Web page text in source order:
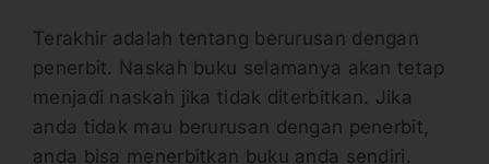
Terakhir adalah tentang berurusan dengan
penerbit. Naskah buku selamanya akan tetap
menjadi naskah jika tidak diterbitkan. Jika
anda tidak mau berurusan dengan penerbit,
anda bisa menerbitkan buku anda sendiri.